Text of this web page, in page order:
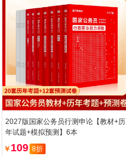
2027版国家公务员行测申论【教材+历
年试题+模拟预测】6本
￥ 109 8折